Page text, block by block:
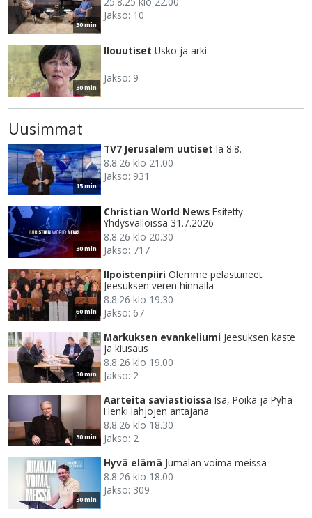
30 min
Jakso: 10
30 min
Ilouutiset Usko ja arki
-
Jakso: 9
Uusimmat
15 min
TV7 Jerusalem uutiset la 8.8.
8.8.26 klo 21.00
Jakso: 931
30 min
Christian World News Esitetty
Yhdysvalloissa 31.7.2026
8.8.26 klo 20.30
Jakso: 717
60 min
Ilpoistenpiiri Olemme pelastuneet
Jeesuksen veren hinnalla
8.8.26 klo 19.30
Jakso: 67
30 min
Markuksen evankeliumi Jeesuksen kaste
ja kiusaus
8.8.26 klo 19.00
Jakso: 2
30 min
Aarteita saviastioissa Isä, Poika ja Pyhä
Henki lahjojen antajana
8.8.26 klo 18.30
Jakso: 2
30 min
Hyvä elämä Jumalan voima meissä
8.8.26 klo 18.00
Jakso: 309